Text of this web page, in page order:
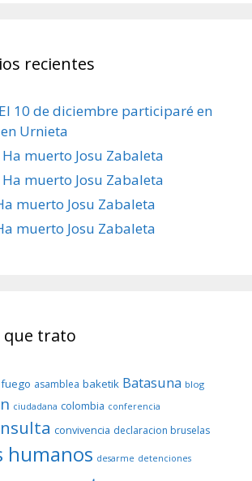
recientes
El 10 de diciembre participaré en
Urnieta
Ha muerto Josu Zabaleta
Ha muerto Josu Zabaleta
muerto Josu Zabaleta
muerto Josu Zabaleta
que trato
asamblea baketik Batasuna blog
ciudadana colombia conferencia
convivencia declaracion bruselas
humanos desarme detenciones